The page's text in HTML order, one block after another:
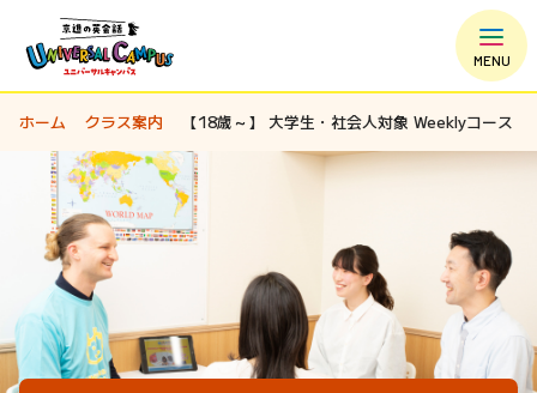
MENU
ホーム クラス案内 【18歳～】 大学生・社会人対象 Weeklyコース